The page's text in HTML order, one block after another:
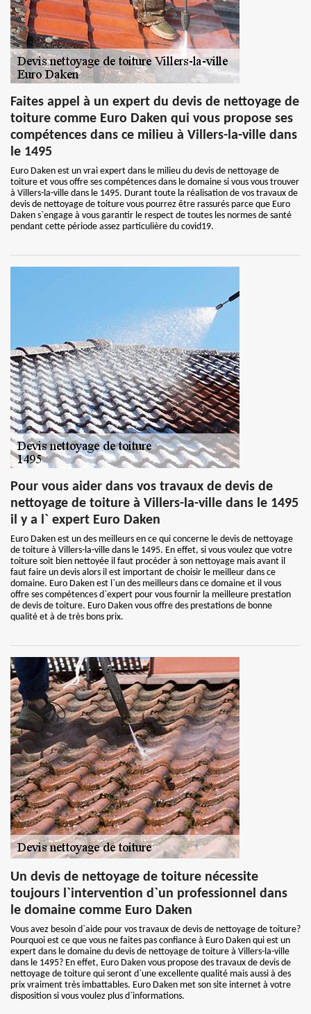
Faites appel à un expert du devis de nettoyage de
toiture comme Euro Daken qui vous propose ses
compétences dans ce milieu à Villers-la-ville dans
le 1495
Euro Daken est un vrai expert dans le milieu du devis de nettoyage de
toiture et vous offre ses compétences dans le domaine si vous vous trouver
à Villers-la-ville dans le 1495. Durant toute la réalisation de vos travaux de
devis de nettoyage de toiture vous pourrez être rassurés parce que Euro
Daken s`engage à vous garantir le respect de toutes les normes de santé
pendant cette période assez particulière du covid19.
Pour vous aider dans vos travaux de devis de
nettoyage de toiture à Villers-la-ville dans le 1495
il y a l` expert Euro Daken
Euro Daken est un des meilleurs en ce qui concerne le devis de nettoyage
de toiture à Villers-la-ville dans le 1495. En effet, si vous voulez que votre
toiture soit bien nettoyée il faut procéder à son nettoyage mais avant il
faut faire un devis alors il est important de choisir le meilleur dans ce
domaine. Euro Daken est l`un des meilleurs dans ce domaine et il vous
offre ses compétences d`expert pour vous fournir la meilleure prestation
de devis de toiture. Euro Daken vous offre des prestations de bonne
qualité et à de très bons prix.
Un devis de nettoyage de toiture nécessite
toujours l`intervention d`un professionnel dans
le domaine comme Euro Daken
Vous avez besoin d`aide pour vos travaux de devis de nettoyage de toiture?
Pourquoi est ce que vous ne faites pas confiance à Euro Daken qui est un
expert dans le domaine du devis de nettoyage de toiture à Villers-la-ville
dans le 1495? En effet, Euro Daken vous propose des travaux de devis de
nettoyage de toiture qui seront d`une excellente qualité mais aussi à des
prix vraiment très imbattables. Euro Daken met son site internet à votre
disposition si vous voulez plus d`informations.